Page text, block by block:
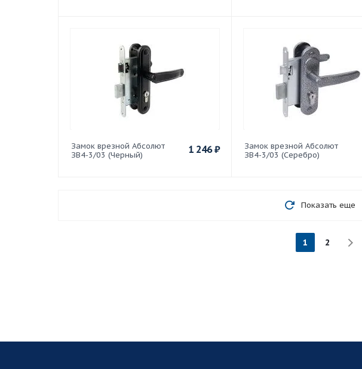
Замок врезной Абсолют
ЗВ4-3/03 (Черный)
1 246₽
Замок врезной Абсолют
ЗВ4-3/03 (Серебро)
Показать еще
1 2